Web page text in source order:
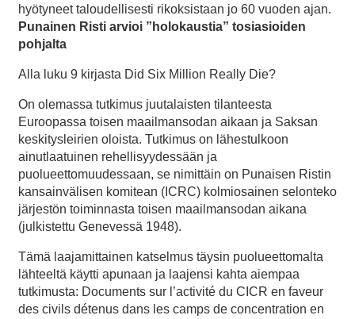
hyötyneet taloudellisesti rikoksistaan jo 60 vuoden ajan.
Punainen Risti arvioi ”holokaustia” tosiasioiden
pohjalta
Alla luku 9 kirjasta Did Six Million Really Die?
On olemassa tutkimus juutalaisten tilanteesta
Euroopassa toisen maailmansodan aikaan ja Saksan
keskitysleirien oloista. Tutkimus on lähestulkoon
ainutlaatuinen rehellisyydessään ja
puolueettomuudessaan, se nimittäin on Punaisen Ristin
kansainvälisen komitean (ICRC) kolmiosainen selonteko
järjestön toiminnasta toisen maailmansodan aikana
(julkistettu Genevessä 1948).
Tämä laajamittainen katselmus täysin puolueettomalta
lähteeltä käytti apunaan ja laajensi kahta aiempaa
tutkimusta: Documents sur l’activité du CICR en faveur
des civils détenus dans les camps de concentration en